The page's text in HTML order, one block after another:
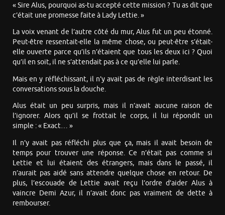
« Sire Alus, pourquoi as-tu accepté cette mission ? Tu as dit que
c’était une promesse faite à Lady Lettie. »
La voix venant de l’autre côté du mur, Alus fut un peu étonné.
Peut-être ressentait-elle la même chose, ou peut-être s’était-
elle ouverte parce qu’ils n’étaient que tous les deux ici ? Quoi
qu’il en soit, il ne s’attendait pas à ce qu’elle lui parle.
Mais en y réfléchissant, il n’y avait pas de règle interdisant les
conversations sous la douche.
Alus était un peu surpris, mais il n’avait aucune raison de
l’ignorer. Alors qu’il se frottait le corps, il lui répondit un
simple : « Exact… »
Il n’y avait pas réfléchi plus que ça, mais il avait besoin de
temps pour trouver une réponse. Ce n’était pas comme si
Lettie et lui étaient des étrangers, mais dans le passé, il
n’aurait pas aidé sans attendre quelque chose en retour. De
plus, l’escouade de Lettie avait reçu l’ordre d’aider Alus à
vaincre Demi Azur, il n’avait donc pas vraiment de dette à
rembourser.